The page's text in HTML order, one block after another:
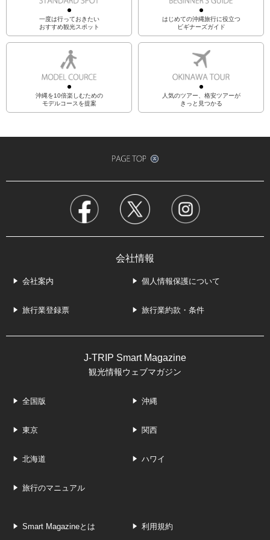
一度は行っておきたい
おすすめ観光スポット
はじめての沖縄旅行に役立つ
ビギナーズガイド
沖縄を10倍楽しむための
モデルコースを提案
人気のツアー、格安ツアーが
きっと見つかる
会社情報
会社案内 個人情報保護について
旅行業登録票 旅行業約款・条件
J-TRIP Smart Magazine
観光情報ウェブマガジン
全国版 沖縄
東京 関西
北海道 ハワイ
旅行のマニュアル
Smart Magazineとは 利用規約